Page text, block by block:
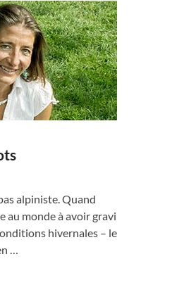
alpiniste. Quand
au monde à avoir gravi
hivernales – le
…